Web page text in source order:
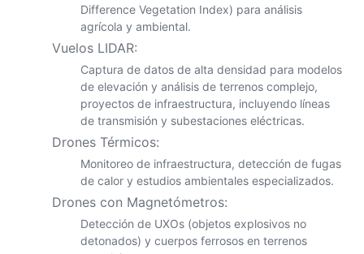
Difference Vegetation Index) para análisis
agrícola y ambiental.
Vuelos LIDAR:
Captura de datos de alta densidad para modelos
de elevación y análisis de terrenos complejo,
proyectos de infraestructura, incluyendo líneas
de transmisión y subestaciones eléctricas.
Drones Térmicos:
Monitoreo de infraestructura, detección de fugas
de calor y estudios ambientales especializados.
Drones con Magnetómetros:
Detección de UXOs (objetos explosivos no
detonados) y cuerpos ferrosos en terrenos